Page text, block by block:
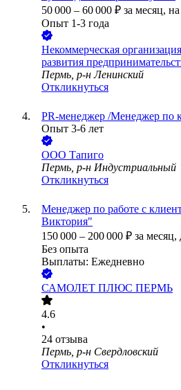
50 000 – 60 000 ₽ за месяц,
Опыт 1-3 года
Некоммерческая
развития
Пермь, р-н Ленинский
Откликнуться
PR-менеджер /Менеджер по
Опыт 3-6 лет
ООО Тапиго
Пермь, р-н Индустриальный
Откликнуться
Менеджер по работе с
Виктория"
150 000 – 200 000 ₽ за месяц,
Без опыта
Выплаты: Ежедневно
САМОЛЕТ ПЛЮС ПЕРМЬ
4.6
•
24 отзыва
Пермь, р-н Свердловский
Откликнуться